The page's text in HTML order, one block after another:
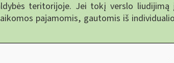
teritorijoje. Jei tokį verslo liudijimą
pajamomis, gautomis iš